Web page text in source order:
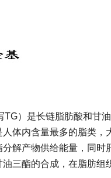
TG）是长链脂肪酸和甘油
体内含量最多的脂类，
解产物供给能量，同时
三酯的合成，在脂肪组